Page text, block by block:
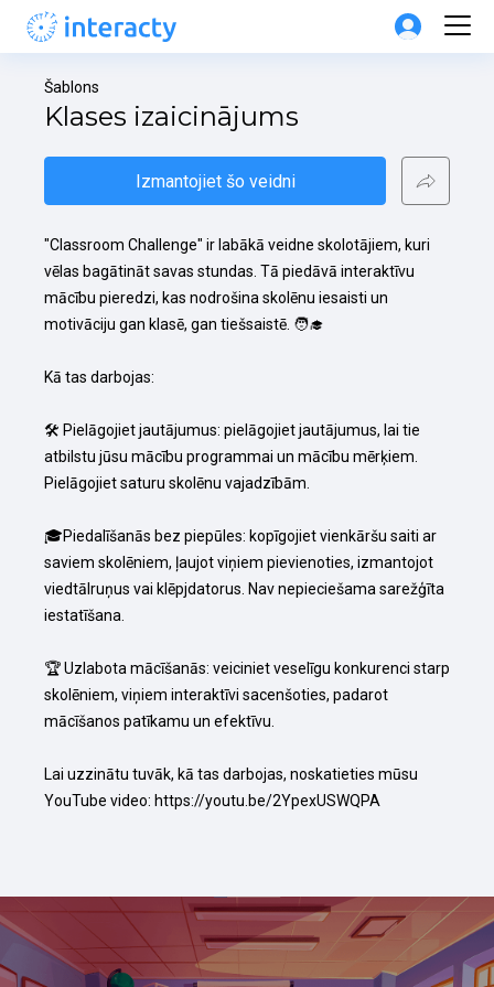
Šablons
Klases izaicinājums
Izmantojiet šo veidni
"Classroom Challenge" ir labākā veidne skolotājiem, kuri
vēlas bagātināt savas stundas. Tā piedāvā interaktīvu
mācību pieredzi, kas nodrošina skolēnu iesaisti un
motivāciju gan klasē, gan tiešsaistē. 🧑‍🎓
Kā tas darbojas:
🛠️ Pielāgojiet jautājumus: pielāgojiet jautājumus, lai tie
atbilstu jūsu mācību programmai un mācību mērķiem.
Pielāgojiet saturu skolēnu vajadzībām.
🎓Piedalīšanās bez piepūles: kopīgojiet vienkāršu saiti ar
saviem skolēniem, ļaujot viņiem pievienoties, izmantojot
viedtālruņus vai klēpjdatorus. Nav nepieciešama sarežģīta
iestatīšana.
🏆 Uzlabota mācīšanās: veiciniet veselīgu konkurenci starp
skolēniem, viņiem interaktīvi sacenšoties, padarot
mācīšanos patīkamu un efektīvu.
Lai uzzinātu tuvāk, kā tas darbojas, noskatieties mūsu
YouTube video: https://youtu.be/2YpexUSWQPA